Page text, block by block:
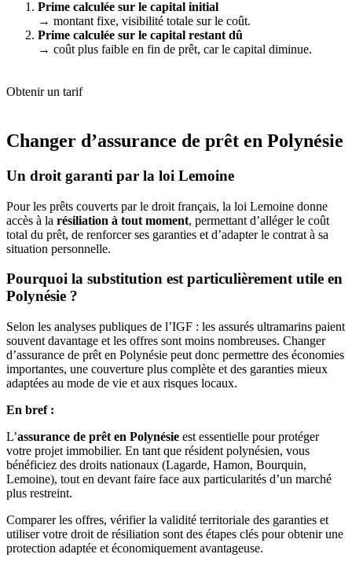
Prime calculée sur le capital initial
→ montant fixe, visibilité totale sur le coût.
Prime calculée sur le capital restant dû
→ coût plus faible en fin de prêt, car le capital diminue.
Obtenir un tarif
Changer d’assurance de prêt en Polynésie
Un droit garanti par la loi Lemoine
Pour les prêts couverts par le droit français, la loi Lemoine donne
accès à la résiliation à tout moment, permettant d’alléger le coût
total du prêt, de renforcer ses garanties et d’adapter le contrat à sa
situation personnelle.
Pourquoi la substitution est particulièrement utile en
Polynésie ?
Selon les analyses publiques de l’IGF : les assurés ultramarins paient
souvent davantage et les offres sont moins nombreuses. Changer
d’assurance de prêt en Polynésie peut donc permettre des économies
importantes, une couverture plus complète et des garanties mieux
adaptées au mode de vie et aux risques locaux.
En bref :
L’assurance de prêt en Polynésie est essentielle pour protéger
votre projet immobilier. En tant que résident polynésien, vous
bénéficiez des droits nationaux (Lagarde, Hamon, Bourquin,
Lemoine), tout en devant faire face aux particularités d’un marché
plus restreint.
Comparer les offres, vérifier la validité territoriale des garanties et
utiliser votre droit de résiliation sont des étapes clés pour obtenir une
protection adaptée et économiquement avantageuse.